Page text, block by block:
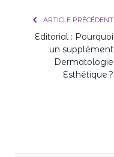
ARTICLE PRÉCÉDENT
Editorial : Pourquoi
un supplément
Dermatologie
Esthétique ?